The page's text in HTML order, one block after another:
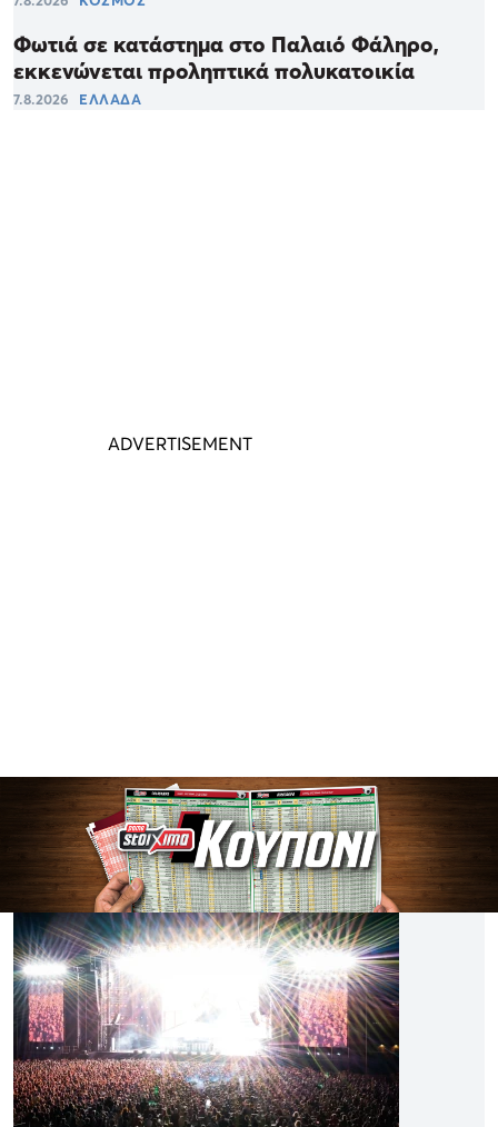
Φωτιά σε κατάστημα στο Παλαιό Φάληρο,
εκκενώνεται προληπτικά πολυκατοικία
7.8.2026 ΕΛΛΑΔΑ